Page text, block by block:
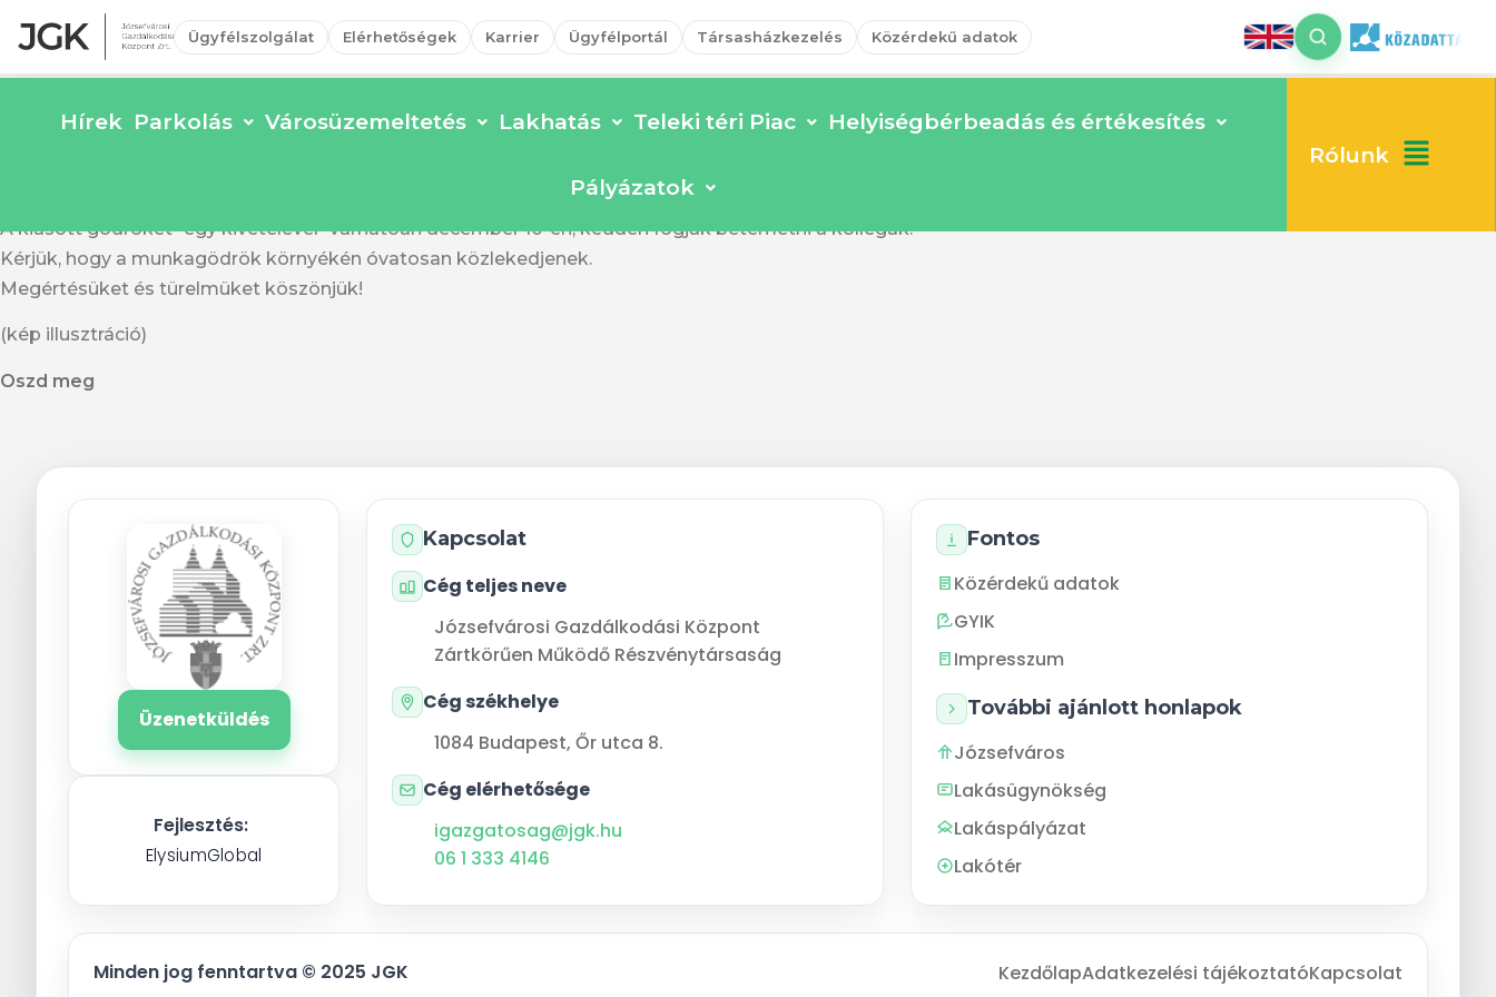
Ügyfélszolgálat Elérhetőségek Karrier Ügyfélportál Társasházkezelés Közérdekű adatok
Hírek Parkolás Városüzemeltetés Lakhatás Teleki téri Piac Helyiségbérbeadás és értékesítés
Pályázatok
Rólunk
Közmű feltárás az Illés utcában
December 3-án, kedden 5 helyen a JGK Zrt. munkatársai gödröket ástak az Illés utcában. A közművek feltárása, előre nem látható okokból elhúzódott.
A kiásott gödröket -egy kivételével- várhatóan december 10-én, kedden fogják betemetni a kollégák.
Kérjük, hogy a munkagödrök környékén óvatosan közlekedjenek.
Megértésüket és türelmüket köszönjük!
(kép illusztráció)
Oszd meg
Üzenetküldés
Fejlesztés:
ElysiumGlobal
Kapcsolat
Cég teljes neve
Józsefvárosi Gazdálkodási Központ
Zártkörűen Működő Részvénytársaság
Cég székhelye
1084 Budapest,Őr utca 8.
Cég elérhetősége
igazgatosag@jgk.hu
06 1 333 4146
Fontos
Közérdekű adatok
GYIK
Impresszum
További ajánlott honlapok
Józsefváros
Lakásügynökség
Lakáspályázat
Lakótér
Minden jog fenntartva © 2025 JGK KezdőlapAdatkezelési tájékoztatóKapcsolat